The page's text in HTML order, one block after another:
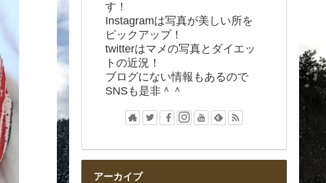
す！
Instagramは写真が美しい所を
ピックアップ！
twitterはマメの写真とダイエッ
トの近況！
ブログにない情報もあるので
SNSも是非＾＾
アーカイブ